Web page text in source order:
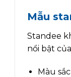
Mẫu
Standee
nổi bật
Màu